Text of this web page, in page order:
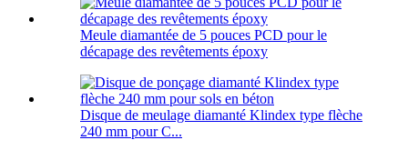
Meule diamantée de 5 pouces PCD pour le
décapage des revêtements époxy
Disque de meulage diamanté Klindex type flèche
240 mm pour C...